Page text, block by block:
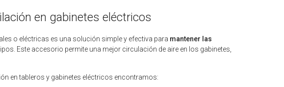
en gabinetes eléctricos
o eléctricas es una solución simple y efectiva para mantener las
Este accesorio permite una mejor circulación de aire en los gabinetes,
en tableros y gabinetes eléctricos encontramos: